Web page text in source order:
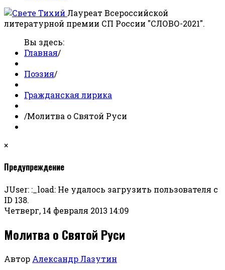
Лауреат Всероссийской
литературной премии СП России "СЛОВО-2021".
Вы здесь:
Главная/
Поэзия/
Гражданская лирика
/Молитва о Святой Руси
×
Предупреждение
JUser: :_load: Не удалось загрузить пользователя с
ID 138.
Четверг, 14 февраля 2013 14:09
Молитва о Святой Руси
Автор Александр Лазутин